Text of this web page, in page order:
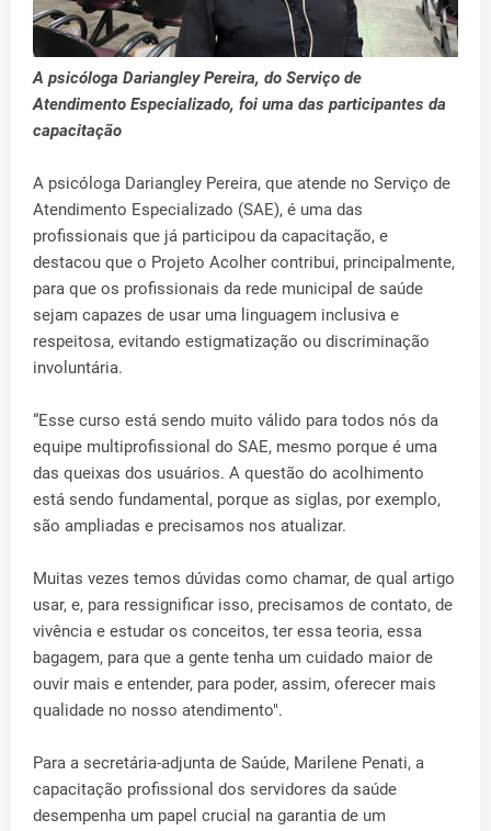
A psicóloga Dariangley Pereira, do Serviço de
Atendimento Especializado, foi uma das participantes da
capacitação
A psicóloga Dariangley Pereira, que atende no Serviço de
Atendimento Especializado (SAE), é uma das
profissionais que já participou da capacitação, e
destacou que o Projeto Acolher contribui, principalmente,
para que os profissionais da rede municipal de saúde
sejam capazes de usar uma linguagem inclusiva e
respeitosa, evitando estigmatização ou discriminação
involuntária.
“Esse curso está sendo muito válido para todos nós da
equipe multiprofissional do SAE, mesmo porque é uma
das queixas dos usuários. A questão do acolhimento
está sendo fundamental, porque as siglas, por exemplo,
são ampliadas e precisamos nos atualizar.
Muitas vezes temos dúvidas como chamar, de qual artigo
usar, e, para ressignificar isso, precisamos de contato, de
vivência e estudar os conceitos, ter essa teoria, essa
bagagem, para que a gente tenha um cuidado maior de
ouvir mais e entender, para poder, assim, oferecer mais
qualidade no nosso atendimento".
Para a secretária-adjunta de Saúde, Marilene Penati, a
capacitação profissional dos servidores da saúde
desempenha um papel crucial na garantia de um